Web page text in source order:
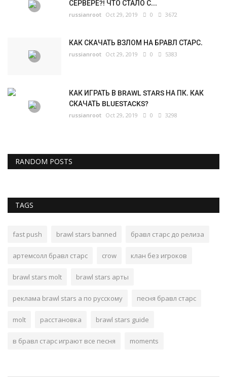
СЕРВЕРЕ?! ЧТО СТАЛО С...
russianroot Oct 29, 2019 0 3672
КАК СКАЧАТЬ ВЗЛОМ НА БРАВЛ СТАРС.
russianroot Oct 29, 2019 0 5383
КАК ИГРАТЬ В BRAWL STARS НА ПК. КАК
СКАЧАТЬ BLUESTACKS?
russianroot Oct 29, 2019 0 3298
RANDOM POSTS
TAGS
fast push brawl stars banned бравл старс до релиза
артемсолл бравл старс crow клан без игроков
brawl stars molt brawl stars арты
реклама brawl stars а по русскому песня бравл старс
molt расстановка brawl stars guide
в бравл старс играют все песня moments